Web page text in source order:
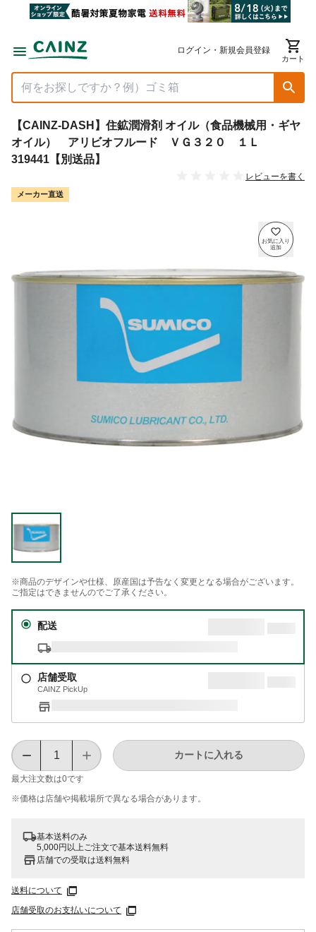
ログイン・新規会員登録
カート
【CAINZ-DASH】住鉱潤滑剤 オイル（食品機械用・ギヤ
オイル） アリビオフルード ＶＧ３２０ １Ｌ
319441【別送品】
レビューを書く
メーカー直送
※商品のデザインや仕様、原産国は予告なく変更となる場合がございます。
ご指定はできませんのでご了承ください。
配送
店舗受取
CAINZ PickUp
最大注文数は0です
カートに入れる
※価格は​店舗や​掲載場所で​異なる​場合が​あります。
基本送料のみ
5,000円以上ご注文で基本送料無料
店舗での受取は送料無料
送料について
店舗受取のお支払いについて